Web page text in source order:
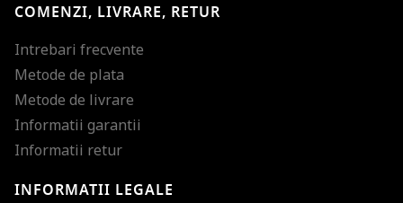
COMENZI, LIVRARE, RETUR
Intrebari frecvente
Metode de plata
Metode de livrare
Informatii garantii
Informatii retur
INFORMATII LEGALE